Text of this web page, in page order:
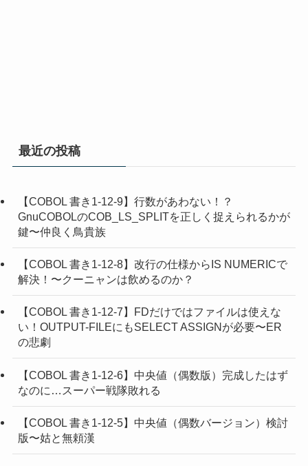
最近の投稿
【COBOL 書き1-12-9】行数があわない！？
GnuCOBOLのCOB_LS_SPLITを正しく捉えられるかが
鍵〜仲良く鳥貴族
【COBOL 書き1-12-8】改行の仕様からIS NUMERICで
解決！〜クーニャンは飲めるのか？
【COBOL 書き1-12-7】FDだけではファイルは使えな
い！OUTPUT-FILEにもSELECT ASSIGNが必要〜ER
の悲劇
【COBOL 書き1-12-6】中央値（偶数版）完成したはず
なのに…スーパー戦隊敗れる
【COBOL 書き1-12-5】中央値（偶数バージョン）検討
版〜姑と無頼漢